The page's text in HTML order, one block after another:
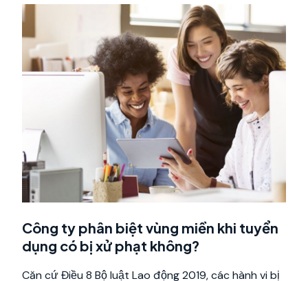
Công ty phân biệt vùng miền khi tuyển
dụng có bị xử phạt không?
Căn cứ Điều 8 Bộ luật Lao động 2019, các hành vi bị